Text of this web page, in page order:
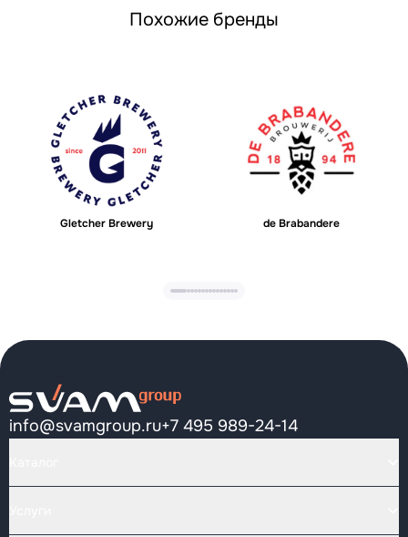
Похожие бренды
Gletcher Brewery de Brabandere
info@svamgroup.ru+7 495 989-24-14